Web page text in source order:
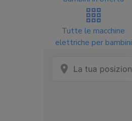
Tutte le macchine
elettriche per bambini